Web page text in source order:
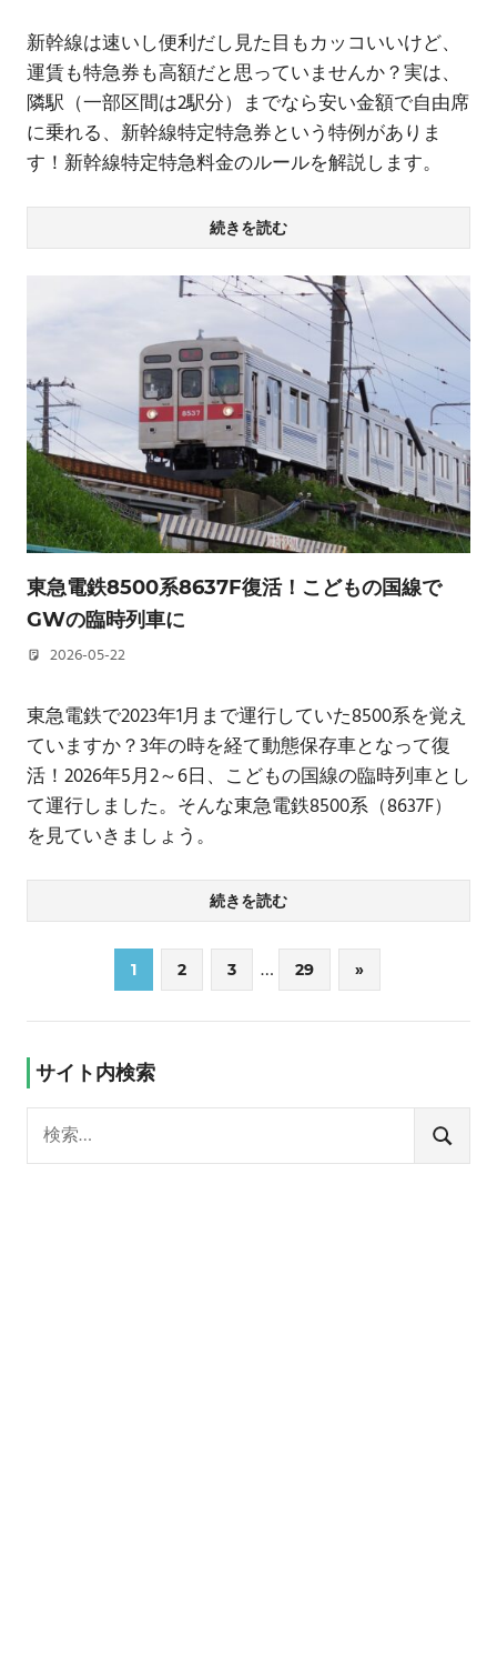
新幹線は速いし便利だし見た目もカッコいいけど、
運賃も特急券も高額だと思っていませんか？実は、
隣駅（一部区間は2駅分）までなら安い金額で自由席
に乗れる、新幹線特定特急券という特例がありま
す！新幹線特定特急料金のルールを解説します。
続きを読む
東急電鉄8500系8637F復活！こどもの国線で
GWの臨時列車に
2026-05-22
東急電鉄で2023年1月まで運行していた8500系を覚え
ていますか？3年の時を経て動態保存車となって復
活！2026年5月2～6日、こどもの国線の臨時列車とし
て運行しました。そんな東急電鉄8500系（8637F）
を見ていきましょう。
続きを読む
稿
の
ペ
ー
1 2 3 … 29
次
の
記
»
サイト内検索
索:
検
索